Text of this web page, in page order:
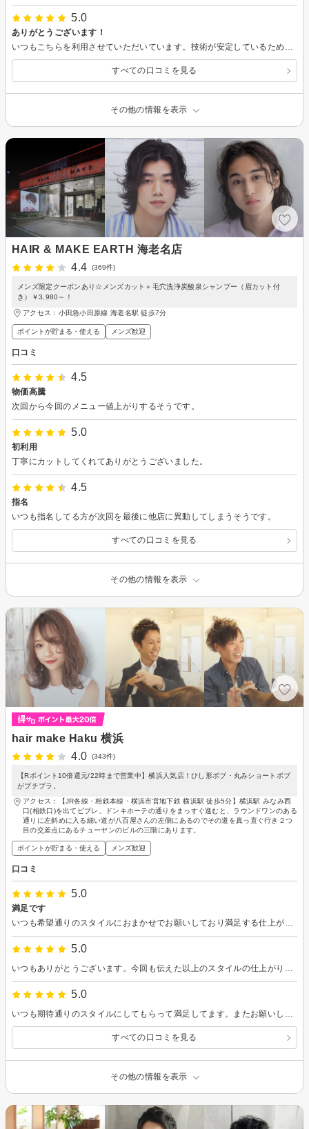
5.0
ありがとうございます！
いつもこちらを利用させていただいています。技術が安定しているため、とても安心して利用できるのでありがたいです。
すべての口コミを見る
その他の情報を表示
HAIR & MAKE EARTH 海老名店
4.4
(369件)
メンズ限定クーポンあり☆メンズカット＋毛穴洗浄炭酸泉シャンプー（眉カット付
き）￥3,980～！
アクセス：小田急小田原線 海老名駅 徒歩7分
ポイントが貯まる・使える メンズ歓迎
口コミ
4.5
物価高騰
次回から今回のメニュー値上がりするそうです。
5.0
初利用
丁寧にカットしてくれてありがとうございました。
4.5
指名
いつも指名してる方が次回を最後に他店に異動してしまうそうです。
すべての口コミを見る
その他の情報を表示
hair make Haku 横浜
4.0
(343件)
【Rポイント10倍還元/22時まで営業中】横浜人気店！ひし形ボブ・丸みショートボブ
がプチプラ。
アクセス：【JR各線・相鉄本線・横浜市営地下鉄 横浜駅 徒歩5分】横浜駅 みなみ西
口(相鉄口)を出てビブレ、ドンキホーテの通りをまっすぐ進むと、ラウンドワンのある
通りに左斜めに入る細い道が八百屋さんの左側にあるのでその道を真っ直ぐ行き２つ
目の交差点にあるチューヤンのビルの三階にあります。
ポイントが貯まる・使える メンズ歓迎
口コミ
5.0
満足です
いつも希望通りのスタイルにおまかせでお願いしており満足する仕上がりにしてもらってます
5.0
いつもありがとうございます。今回も伝えた以上のスタイルの仕上がりに満足してます。
5.0
いつも期待通りのスタイルにしてもらって満足してます。またお願いします。
すべての口コミを見る
その他の情報を表示